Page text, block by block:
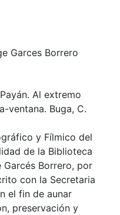
Garces Borrero
Al extremo
ventana. Buga, C.
y Fílmico del
de la Biblioteca
Borrero, por
con la Secretaria
el fin de aunar
preservación y